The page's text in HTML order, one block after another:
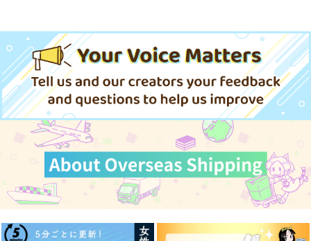
最強5歳児とハーネス
アズライト
（税込）
保科宗四郎×鳴海弦
サンプル
作品詳細
1,430円（税込）
保科宗四郎×鳴海弦
サンプル
作品詳細
「またな」
第０部隊
1,572円（税込）
保科宗四郎×鳴海弦
サンプル
作品詳細
一月三舟
専売 787円 （税込）
怪獣8号
鳴海弦×保科宗四郎
サンプル
カート
一月三舟
専売 707円（税込）
鳴海弦×保科宗四郎
有頂天一二三
専売 605円（税込）
怪獣8号
鳴海弦×保科宗四郎
サンプル